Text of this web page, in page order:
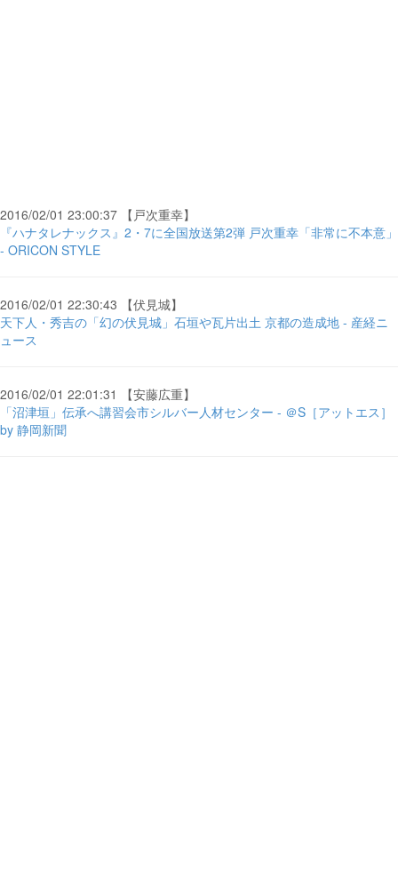
2016/02/01 23:00:37 【戸次重幸】
『ハナタレナックス』2・7に全国放送第2弾 戸次重幸「非常に不本意」
- ORICON STYLE
2016/02/01 22:30:43 【伏見城】
天下人・秀吉の「幻の伏見城」石垣や瓦片出土 京都の造成地 - 産経ニ
ュース
2016/02/01 22:01:31 【安藤広重】
「沼津垣」伝承へ講習会市シルバー人材センター - ＠S［アットエス］
by 静岡新聞